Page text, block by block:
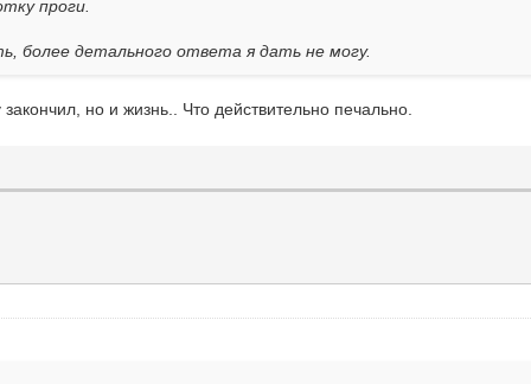
проги.
более детального ответа я дать не могу.
но и жизнь.. Что действительно печально.